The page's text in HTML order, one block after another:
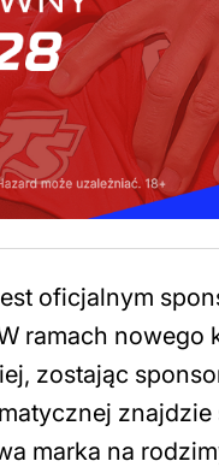
oficjalnym
ramach nowego
zostając
znajdzie
marka na